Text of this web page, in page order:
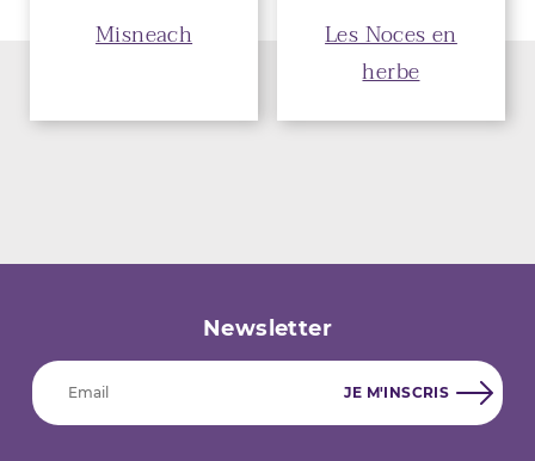
Misneach
Les Noces en
herbe
Newsletter